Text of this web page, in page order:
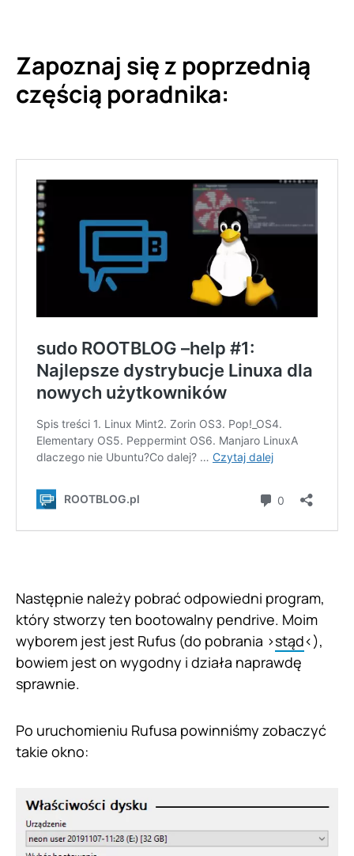
Zapoznaj się z poprzednią
częścią poradnika:
Następnie należy pobrać odpowiedni program,
który stworzy ten bootowalny pendrive. Moim
wyborem jest jest Rufus (do pobrania >stąd<),
bowiem jest on wygodny i działa naprawdę
sprawnie.
Po uruchomieniu Rufusa powinniśmy zobaczyć
takie okno: